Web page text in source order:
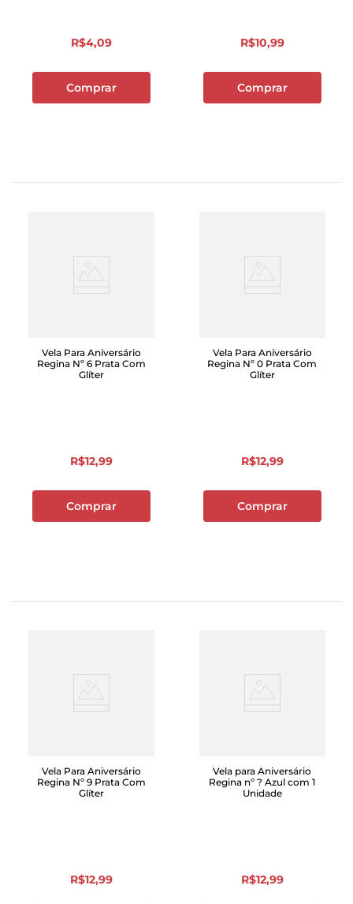
R$4,09
Comprar
R$10,99
Comprar
Vela Para Aniversário
Regina Nº 6 Prata Com
Glíter
R$12,99
Comprar
Vela Para Aniversário
Regina Nº 0 Prata Com
Glíter
R$12,99
Comprar
Vela Para Aniversário
Regina Nº 9 Prata Com
Glíter
R$12,99
Vela para Aniversário
Regina nº ? Azul com 1
Unidade
R$12,99